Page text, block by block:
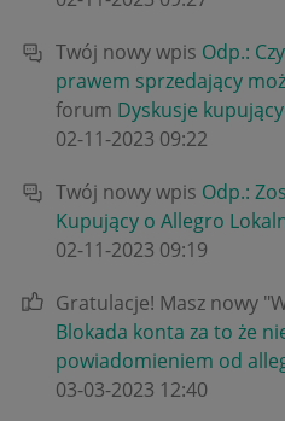
Twój nowy wpis Odp.:
prawem sprzedający
forum Dyskusje
‎02-11-2023 09:22
Twój nowy wpis Odp.:
Kupujący o Allegro
‎02-11-2023 09:19
Gratulacje! Masz nowy
Blokada konta za to że
powiadomieniem od
‎03-03-2023 12:40